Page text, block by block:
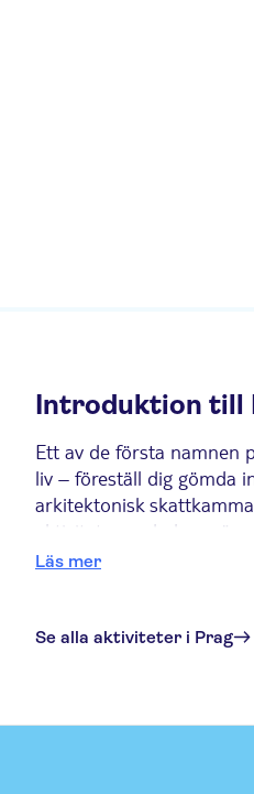
Introduktion till
Ett av de första namnen
liv – föreställ dig gömda
arkitektonisk
aktiviteterna du kan
Moldau. Och det säger
Läs mer
Se alla aktiviteter i Prag